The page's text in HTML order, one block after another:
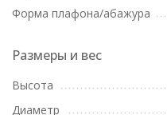
Форма плафона/абажура
Размеры и вес
Высота
Диаметр